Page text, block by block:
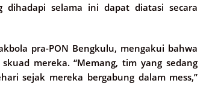
dihadapi selama ini dapat diatasi secara
pra-PON Bengkulu, mengakui bahwa
mereka. “Memang, tim yang sedang
sejak mereka bergabung dalam mess,”